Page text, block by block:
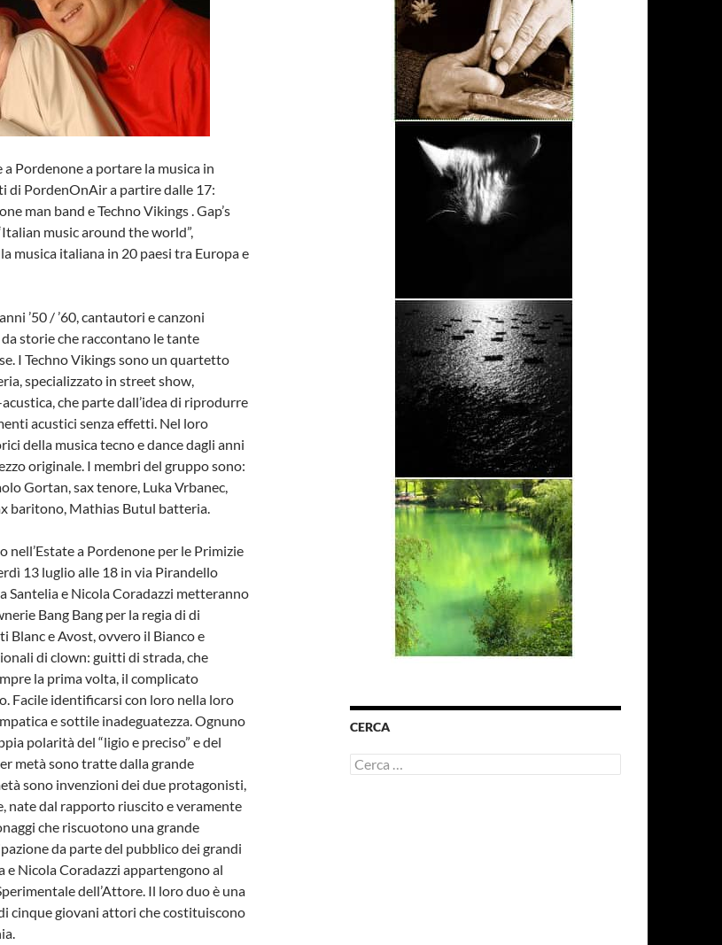
Pordenone a portare la musica in
di PordenOnAir a partire dalle 17:
man band e Techno Vikings . Gap’s
music around the world”,
musica italiana in 20 paesi tra Europa e
’50 / ’60, cantautori e canzoni
storie che raccontano le tante
I Techno Vikings sono un quartetto
specializzato in street show,
che parte dall’idea di riprodurre
acustici senza effetti. Nel loro
della musica tecno e dance dagli anni
originale. I membri del gruppo sono:
Gortan, sax tenore, Luka Vrbanec,
baritono, Mathias Butul batteria.
nell’Estate a Pordenone per le Primizie
13 luglio alle 18 in via Pirandello
e Nicola Coradazzi metteranno
Bang Bang per la regia di di
Blanc e Avost, ovvero il Bianco e
di clown: guitti di strada, che
la prima volta, il complicato
Facile identificarsi con loro nella loro
e sottile inadeguatezza. Ognuno
polarità del “ligio e preciso” e del
metà sono tratte dalla grande
sono invenzioni dei due protagonisti,
nate dal rapporto riuscito e veramente
che riscuotono una grande
da parte del pubblico dei grandi
e Nicola Coradazzi appartengono al
dell’Attore. Il loro duo è una
cinque giovani attori che costituiscono
CERCA
Ricerca
per: